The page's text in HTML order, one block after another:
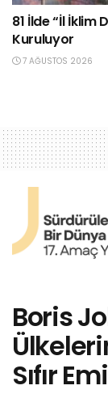
81 İlde “İl
Kuruluyor
7 AĞUSTOS 2026
Boris
Sıfır